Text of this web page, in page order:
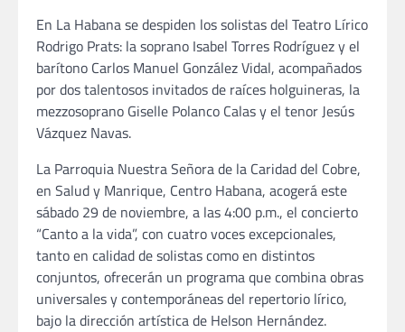
En La Habana se despiden los solistas del Teatro Lírico
Rodrigo Prats: la soprano Isabel Torres Rodríguez y el
barítono Carlos Manuel González Vidal, acompañados
por dos talentosos invitados de raíces holguineras, la
mezzosoprano Giselle Polanco Calas y el tenor Jesús
Vázquez Navas.
La Parroquia Nuestra Señora de la Caridad del Cobre,
en Salud y Manrique, Centro Habana, acogerá este
sábado 29 de noviembre, a las 4:00 p.m., el concierto
“Canto a la vida”, con cuatro voces excepcionales,
tanto en calidad de solistas como en distintos
conjuntos, ofrecerán un programa que combina obras
universales y contemporáneas del repertorio lírico,
bajo la dirección artística de Helson Hernández.